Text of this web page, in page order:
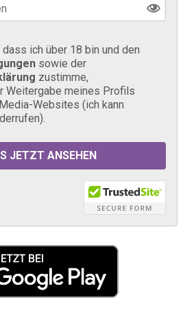
ich über 18 bin und den
sowie der
zustimme,
Weitergabe meines Profils
Websites (ich kann